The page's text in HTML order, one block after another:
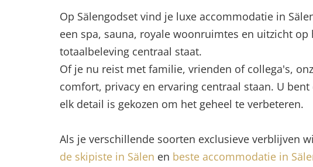
Op Sälengodset vind je luxe accommodatie in
een spa, sauna, royale woonruimtes en uitzicht
totaalbeleving centraal staat.
Of je nu reist met familie, vrienden of collega's,
comfort, privacy en ervaring centraal staan. U
elk detail is gekozen om het geheel te verbeteren.
Als je verschillende soorten exclusieve verblijven
de skipiste in Sälen en beste accommodatie in